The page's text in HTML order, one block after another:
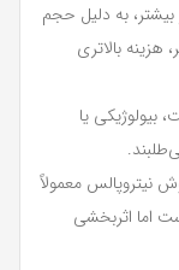
به دلیل حجم
هزینه بالاتری
یا
نیتروپالس معمولاً
اما اثربخشی